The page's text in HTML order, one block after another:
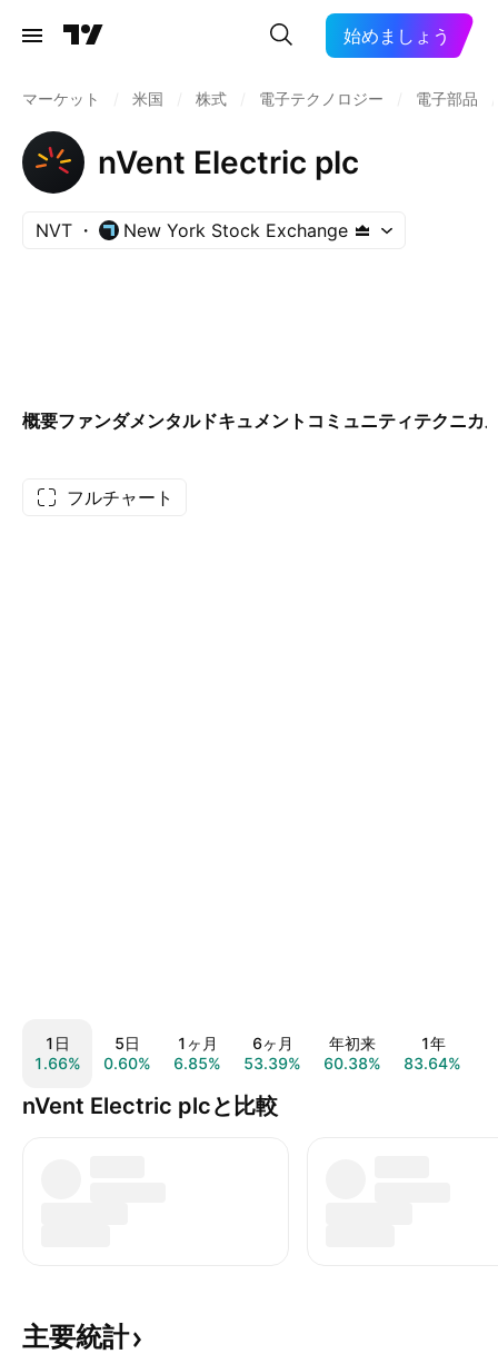
始めましょう
マーケット 米国 株式 電子テクノロジー 電子部品
nVent Electric plc
NVT New York Stock Exchange
概要ファンダメンタルドキュメント コミュニティテクニカ
フルチャート
1日
1.66%
5日
0.60%
1ヶ月
6.85%
6ヶ月
53.39%
年初来
60.38%
1年
83.64%
nVent Electric plcと比較
主要統計